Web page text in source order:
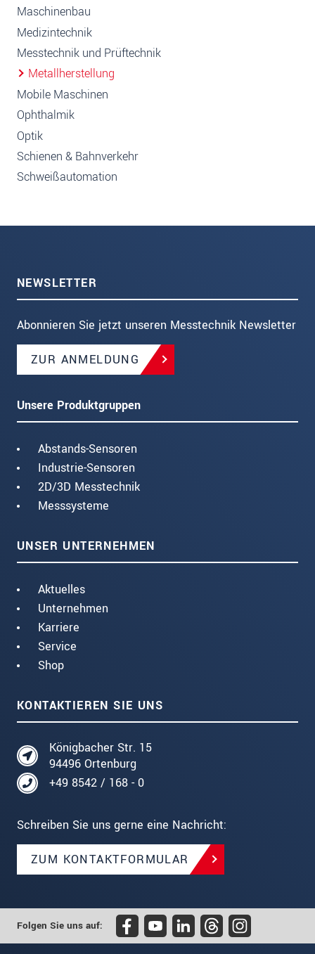
Maschinenbau
Medizintechnik
Messtechnik und Prüftechnik
Metallherstellung
Mobile Maschinen
Ophthalmik
Optik
Schienen & Bahnverkehr
Schweißautomation
NEWSLETTER
Abonnieren Sie jetzt unseren Messtechnik Newsletter
ZUR ANMELDUNG
Unsere Produktgruppen
Abstands-Sensoren
Industrie-Sensoren
2D/3D Messtechnik
Messsysteme
UNSER UNTERNEHMEN
Aktuelles
Unternehmen
Karriere
Service
Shop
KONTAKTIEREN SIE UNS
Königbacher Str. 15
94496 Ortenburg
+49 8542 / 168 - 0
Schreiben Sie uns gerne eine Nachricht:
ZUM KONTAKTFORMULAR
Folgen Sie uns auf: